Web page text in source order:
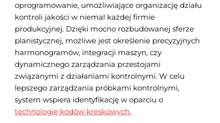
oprogramowanie, umożliwiające organizację działu
kontroli jakości w niemal każdej firmie
produkcyjnej. Dzięki mocno rozbudowanej sferze
planistycznej, możliwe jest określenie precyzyjnych
harmonogramów, integracji maszyn, czy
dynamicznego zarządzania przestojami
związanymi z działaniami kontrolnymi. W celu
lepszego zarządzania próbkami kontrolnymi,
system wspiera identyfikację w oparciu o
technologię kodów kreskowych.